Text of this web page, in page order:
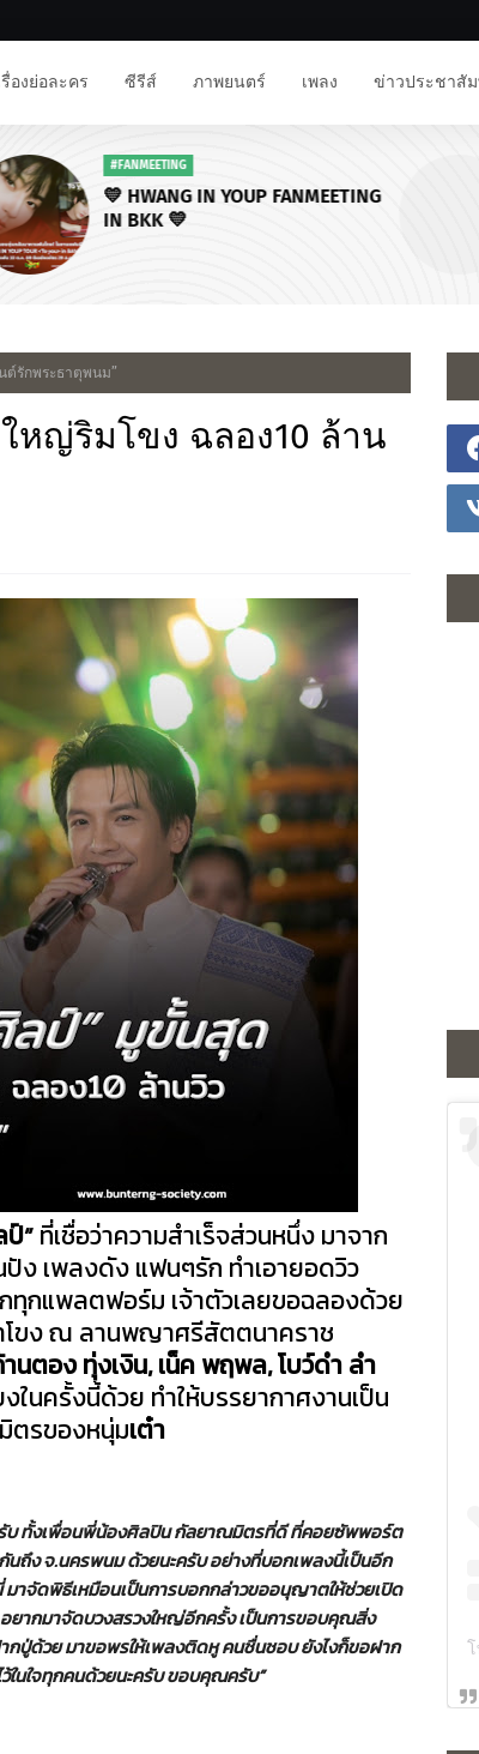
รื่องย่อละคร ซีรีส์ ภาพยนตร์ เพลง ข่าวประชาสั
#FANMEETING
💛 HWANG IN YOUP FANMEETING
IN BKK 💛
ต์รักพระธาตุพนม”
หญ่ริมโขง ฉลอง10 ล้าน
ป์”ที่เชื่อว่าความสำเร็จส่วนหนึ่ง มาจาก
ง เพลงดัง แฟนๆรัก ทำเอายอดวิว
ทุกแพลตฟอร์ม เจ้าตัวเลยขอฉลองด้วย
โขง ณ ลานพญาศรีสัตตนาคราช
นตอง ทุ่งเงิน,เน็ค พฤพล,โบว์ดำ ลำ
ในครั้งนี้ด้วย ทำให้บรรยากาศงานเป็น
ตรของหนุ่มเต๋า
บ ทั้งเพื่อนพี่น้องศิลปิน กัลยาณมิตรที่ดี ที่คอยซัพพอร์ต
ถึง จ.นครพนม ด้วยนะครับ อย่างที่บอกเพลงนี้เป็นอีก
มาจัดพิธีเหมือนเป็นการบอกกล่าวขออนุญาตให้ช่วยเปิด
ยากมาจัดบวงสรวงใหญ่อีกครั้ง เป็นการขอบคุณสิ่ง
กปู่ด้วย มาขอพรให้เพลงติดหู คนชื่นชอบ ยังไงก็ขอฝาก
ในใจทุกคนด้วยนะครับ ขอบคุณครับ”